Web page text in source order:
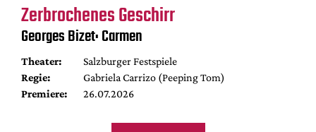
Zerbrochenes Geschirr
Georges Bizet: Carmen
Theater:
Salzburger Festspiele
Regie:
Gabriela Carrizo (Peeping Tom)
Premiere:
26.07.2026